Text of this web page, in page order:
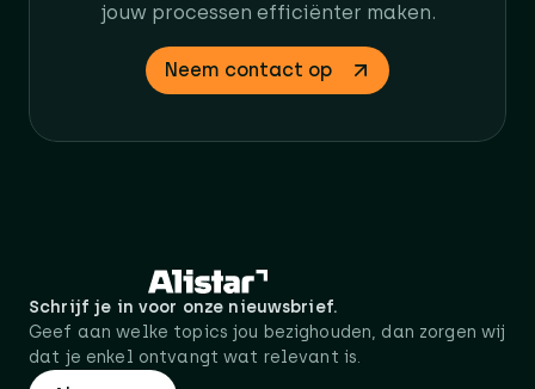
jouw processen efficiënter maken.
Neem contact op
Schrijf je in voor onze nieuwsbrief.
Geef aan welke topics jou bezighouden, dan zorgen wij
dat je enkel ontvangt wat relevant is.